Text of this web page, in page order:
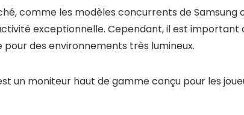
comme les modèles concurrents de Samsung
exceptionnelle. Cependant, il est
des environnements très lumineux.
est un moniteur haut de gamme conçu pour les